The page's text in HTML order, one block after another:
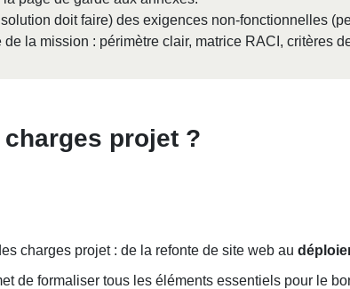
doit faire) des exigences non-fonctionnelles
la mission : périmètre clair, matrice RACI, critères
charges projet ?
charges projet : de la refonte de site web au
de formaliser tous les éléments essentiels pour le